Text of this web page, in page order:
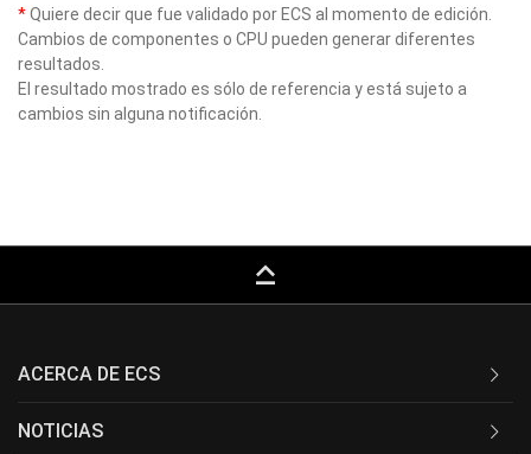
*Quiere decir que fue validado por ECS al momento de edición.
Cambios de componentes o CPU pueden generar diferentes
resultados.
El resultado mostrado es sólo de referencia y está sujeto a
cambios sin alguna notificación.
keyboard_capslock
ACERCA DE ECS
NOTICIAS